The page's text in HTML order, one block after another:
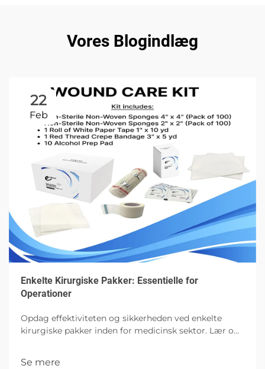
Vores Blogindlæg
22
Feb
Enkelte Kirurgiske Pakker: Essentielle for
Operationer
Opdag effektiviteten og sikkerheden ved enkelte
kirurgiske pakker inden for medicinsk sektor. Lær om
Se mere